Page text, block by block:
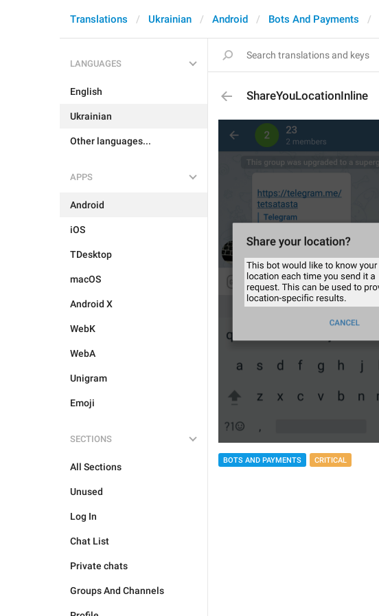
Translations Ukrainian Android Bots And Payments
LANGUAGES
English
Ukrainian
Other languages...
APPS
Android
iOS
TDesktop
macOS
Android X
WebK
WebA
Unigram
Emoji
SECTIONS
All Sections
Unused
Log In
Chat List
Private chats
Groups And Channels
ShareYouLocationInline
BOTS AND PAYMENTS CRITICAL